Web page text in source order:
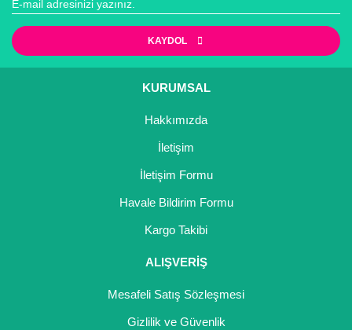
KAYDOL
KURUMSAL
Hakkımızda
İletişim
İletişim Formu
Havale Bildirim Formu
Kargo Takibi
ALIŞVERİŞ
Mesafeli Satış Sözleşmesi
Gizlilik ve Güvenlik
Yaban Mersini Fidanı